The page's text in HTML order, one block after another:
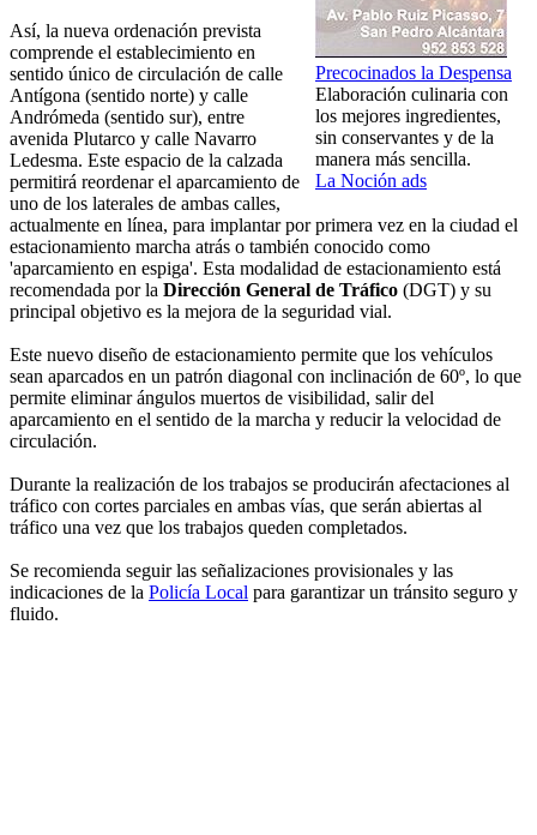
Precocinados la Despensa
Elaboración culinaria con
los mejores ingredientes,
sin conservantes y de la
manera más sencilla.
La Noción ads
Así, la nueva ordenación prevista
comprende el establecimiento en
sentido único de circulación de calle
Antígona (sentido norte) y calle
Andrómeda (sentido sur), entre
avenida Plutarco y calle Navarro
Ledesma. Este espacio de la calzada
permitirá reordenar el aparcamiento de
uno de los laterales de ambas calles,
actualmente en línea, para implantar por primera vez en la ciudad el
estacionamiento marcha atrás o también conocido como
'aparcamiento en espiga'. Esta modalidad de estacionamiento está
recomendada por la Dirección General de Tráfico (DGT) y su
principal objetivo es la mejora de la seguridad vial.
Este nuevo diseño de estacionamiento permite que los vehículos
sean aparcados en un patrón diagonal con inclinación de 60º, lo que
permite eliminar ángulos muertos de visibilidad, salir del
aparcamiento en el sentido de la marcha y reducir la velocidad de
circulación.
Durante la realización de los trabajos se producirán afectaciones al
tráfico con cortes parciales en ambas vías, que serán abiertas al
tráfico una vez que los trabajos queden completados.
Se recomienda seguir las señalizaciones provisionales y las
indicaciones de la Policía Local para garantizar un tránsito seguro y
fluido.